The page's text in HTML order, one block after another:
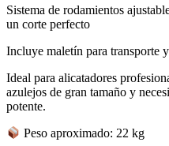
Sistema de rodamientos
un corte perfecto
Incluye maletín para transporte
Ideal para alicatadores
azulejos de gran tamaño y
potente.
Peso aproximado: 22 kg